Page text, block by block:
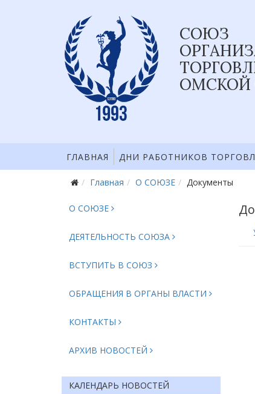
СОЮЗ
ОМСКОЙ
ГЛАВНАЯ ДНИ РАБОТНИКОВ
Главная О СОЮЗЕ Документы
О СОЮЗЕ
ДЕЯТЕЛЬНОСТЬ СОЮЗА
ВСТУПИТЬ В СОЮЗ
ОБРАЩЕНИЯ В ОРГАНЫ ВЛАСТИ
КОНТАКТЫ
АРХИВ НОВОСТЕЙ
КАЛЕНДАРЬ НОВОСТЕЙ